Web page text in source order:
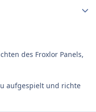
des Froxlor Panels,
aufgespielt und richte